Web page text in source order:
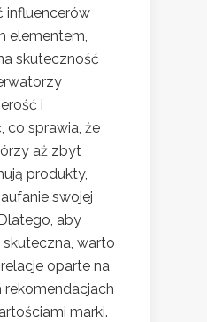
influencerów
elementem,
skuteczność
i
co sprawia, że
aż zbyt
produkty,
swojej
aby
skuteczna, warto
oparte na
marki.